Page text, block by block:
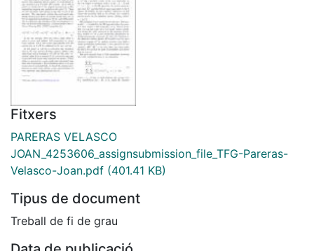
Fitxers
PARERAS VELASCO
JOAN_4253606_assignsubmission_file_TFG-Pareras-
Velasco-Joan.pdf (401.41 KB)
Tipus de document
Treball de fi de grau